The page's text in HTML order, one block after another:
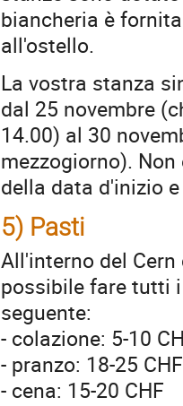
biancheria è
all'ostello.
La vostra stanza
dal 25 novembre
14.00) al 30
mezzogiorno).
della data d'inizio
5) Pasti
All'interno del
possibile fare tutti
seguente:
- colazione: 5-10
- pranzo: 18-25 CHF
- cena: 15-20 CHF